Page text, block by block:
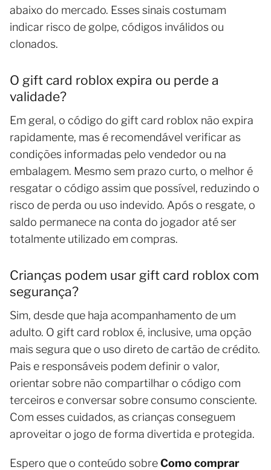
abaixo do mercado. Esses sinais costumam
indicar risco de golpe, códigos inválidos ou
clonados.
O gift card roblox expira ou perde a
validade?
Em geral, o código do gift card roblox não expira
rapidamente, mas é recomendável verificar as
condições informadas pelo vendedor ou na
embalagem. Mesmo sem prazo curto, o melhor é
resgatar o código assim que possível, reduzindo o
risco de perda ou uso indevido. Após o resgate, o
saldo permanece na conta do jogador até ser
totalmente utilizado em compras.
Crianças podem usar gift card roblox com
segurança?
Sim, desde que haja acompanhamento de um
adulto. O gift card roblox é, inclusive, uma opção
mais segura que o uso direto de cartão de crédito.
Pais e responsáveis podem definir o valor,
orientar sobre não compartilhar o código com
terceiros e conversar sobre consumo consciente.
Com esses cuidados, as crianças conseguem
aproveitar o jogo de forma divertida e protegida.
Espero que o conteúdo sobreComo comprar